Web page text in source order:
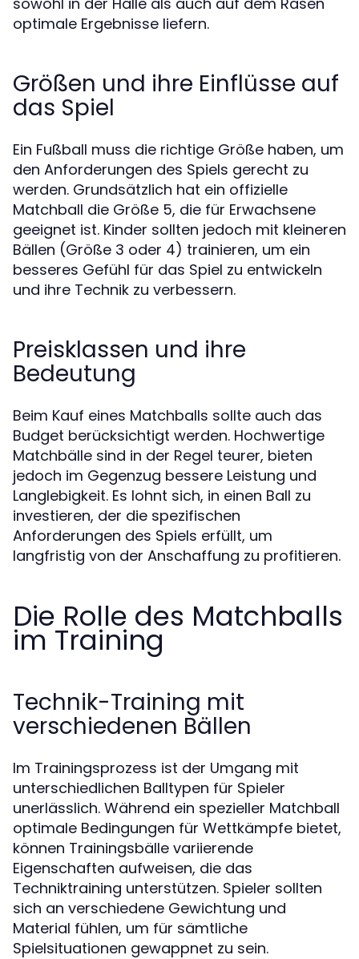
optimale Ergebnisse liefern.
Größen und ihre Einflüsse auf
das Spiel
Ein Fußball muss die richtige Größe haben, um
den Anforderungen des Spiels gerecht zu
werden. Grundsätzlich hat ein offizielle
Matchball die Größe 5, die für Erwachsene
geeignet ist. Kinder sollten jedoch mit kleineren
Bällen (Größe 3 oder 4) trainieren, um ein
besseres Gefühl für das Spiel zu entwickeln
und ihre Technik zu verbessern.
Preisklassen und ihre
Bedeutung
Beim Kauf eines Matchballs sollte auch das
Budget berücksichtigt werden. Hochwertige
Matchbälle sind in der Regel teurer, bieten
jedoch im Gegenzug bessere Leistung und
Langlebigkeit. Es lohnt sich, in einen Ball zu
investieren, der die spezifischen
Anforderungen des Spiels erfüllt, um
langfristig von der Anschaffung zu profitieren.
Die Rolle des Matchballs
im Training
Technik-Training mit
verschiedenen Bällen
Im Trainingsprozess ist der Umgang mit
unterschiedlichen Balltypen für Spieler
unerlässlich. Während ein spezieller Matchball
optimale Bedingungen für Wettkämpfe bietet,
können Trainingsbälle variierende
Eigenschaften aufweisen, die das
Techniktraining unterstützen. Spieler sollten
sich an verschiedene Gewichtung und
Material fühlen, um für sämtliche
Spielsituationen gewappnet zu sein.